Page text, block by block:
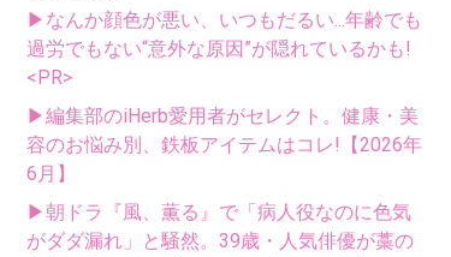
▶なんか顔色が悪い、いつもだるい...年齢でも
過労でもない“意外な原因”が隠れているかも!
<PR>
▶編集部のiHerb愛用者がセレクト。健康・美
容のお悩み別、鉄板アイテムはコレ!【2026年
6月】
▶朝ドラ『風、薫る』で「病人役なのに色気
がダダ漏れ」と騒然。39歳・人気俳優が藁の